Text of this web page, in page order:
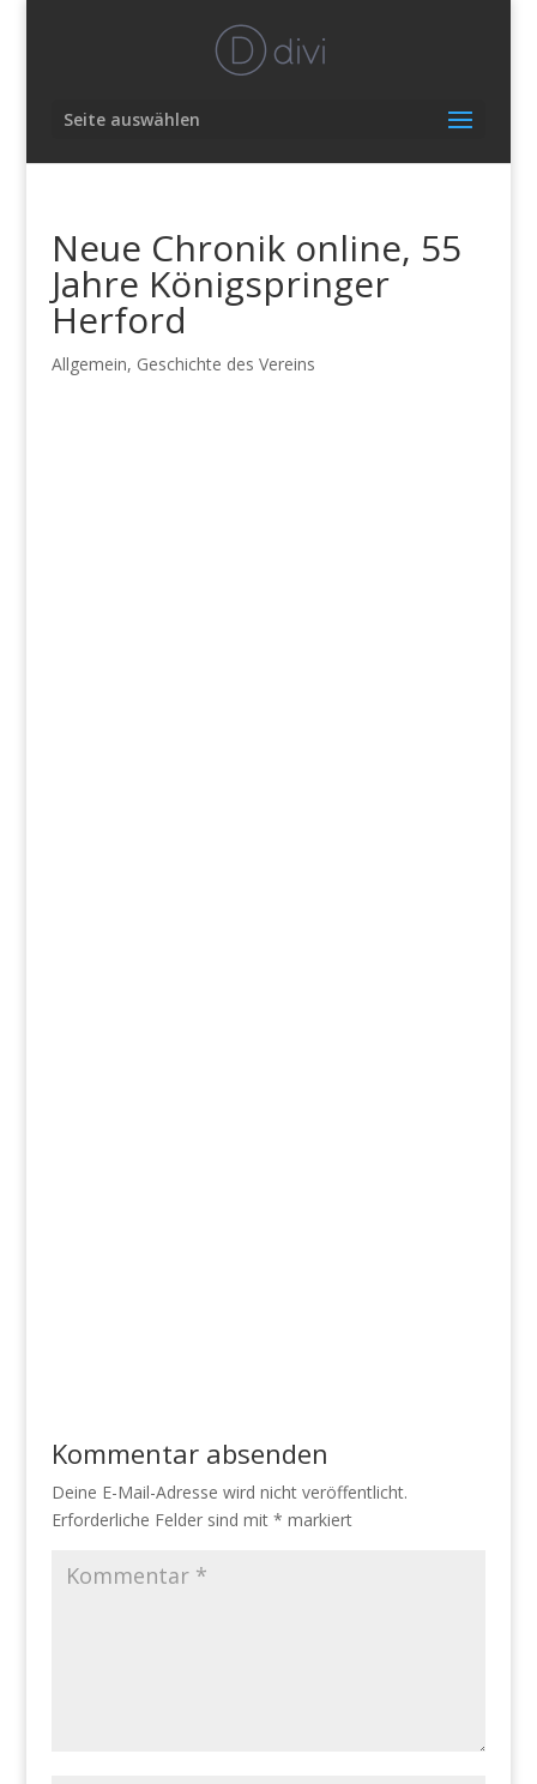
Seite auswählen
Neue Chronik online, 55
Jahre Königspringer
Herford
Allgemein, Geschichte des Vereins
Kommentar absenden
Deine E-Mail-Adresse wird nicht veröffentlicht.
Erforderliche Felder sind mit * markiert